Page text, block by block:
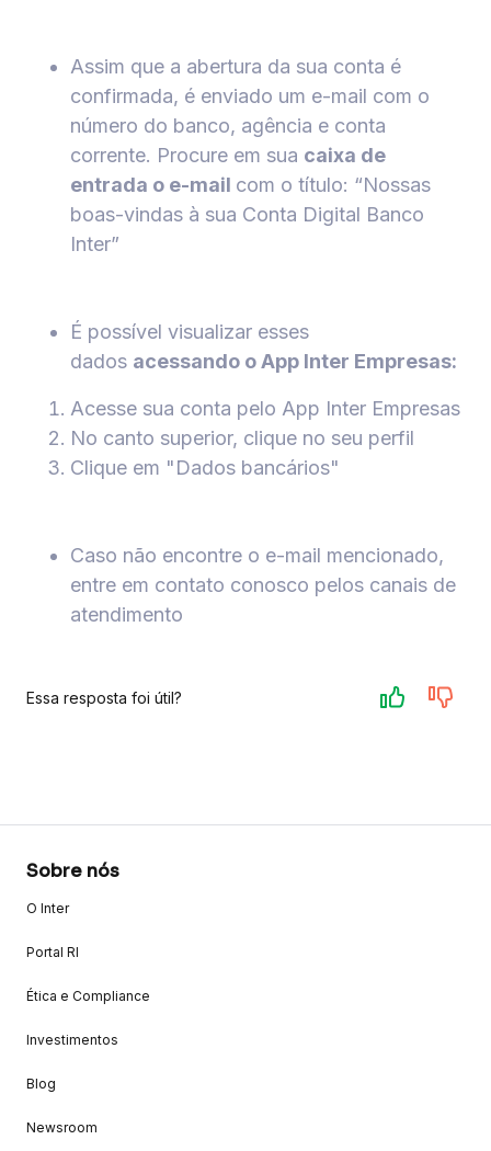
Assim que a abertura da sua conta é
confirmada, é enviado um e-mail com o
número do banco, agência e conta
corrente. Procure em sua caixa de
entrada o e-mail com o título: “Nossas
boas-vindas à sua Conta Digital Banco
Inter”
É possível visualizar esses
dados acessando o App Inter Empresas:
Acesse sua conta pelo App Inter Empresas
No canto superior, clique no seu perfil
Clique em "Dados bancários"
Caso não encontre o e-mail mencionado,
entre em contato conosco pelos canais de
atendimento
Essa resposta foi útil?
Sobre nós
O Inter
Portal RI
Ética e Compliance
Investimentos
Blog
Newsroom